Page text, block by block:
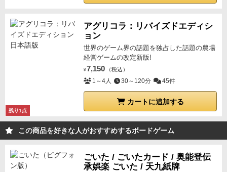
残り1点
アグリコラ：リバイズドエディシ
ョン
世界のゲーム界の話題を独占した話題の農場
経営ゲームの改定新版!
¥ 7,150 （税込）
1～4人 30～120分 45件
カートに追加する
この商品を好きな人がおすすめするボードゲーム
ごいた / ごいたカード / 奥能登伝
承娯楽 ごいた / 天九紙牌